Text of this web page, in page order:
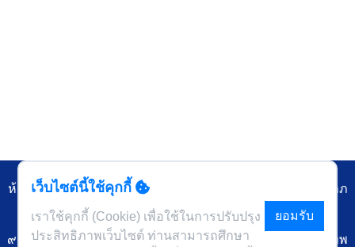
เว็บไซต์นี้ใช้คุกกี้
เราใช้คุกกี้ (Cookie) เพื่อใช้ในการปรับปรุง
ประสิทธิภาพเว็บไซต์ ท่านสามารถศึกษา
ยอมรับ
ห้องสมุดคณะพยาบาลศาสตร์อัครราชกุมารี ราชวิทยาลัยจุฬาภ
รณ์
๙๐๖ ถนนกำแพงเพชร ๖ แขวงตลาดบางเขน เขตหลักสี่ กรุงเทพ